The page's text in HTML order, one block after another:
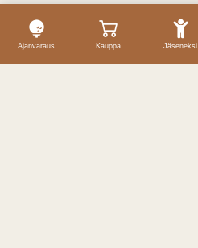
Ajanvaraus Kauppa Jäseneksi